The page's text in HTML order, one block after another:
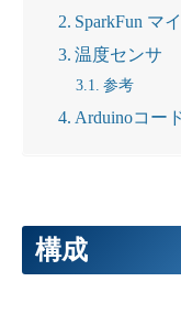
SparkFun マ
温度センサ
参考
Arduinoコー
構成